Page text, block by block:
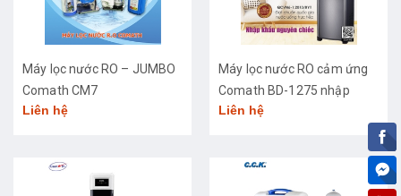
Máy lọc nước RO – JUMBO
Comath CM7
Liên hệ
Máy lọc nước RO cảm ứng
Comath BD-1275 nhập
khẩu cao cấp
Liên hệ